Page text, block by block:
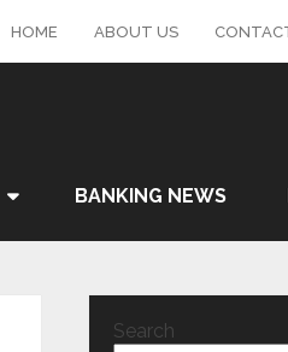
HOME ABOUT US
BANKING NEWS
Search